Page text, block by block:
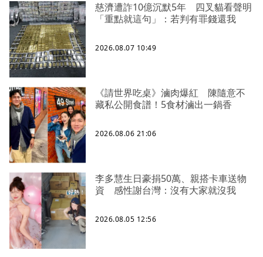
慈濟遭詐10億沉默5年 四叉貓看聲明
「重點就這句」：若判有罪錢還我
2026.08.07 10:49
《請世界吃桌》滷肉爆紅 陳隨意不
藏私公開食譜！5食材滷出一鍋香
2026.08.06 21:06
李多慧生日豪捐50萬、親搭卡車送物
資 感性謝台灣：沒有大家就沒我
2026.08.05 12:56